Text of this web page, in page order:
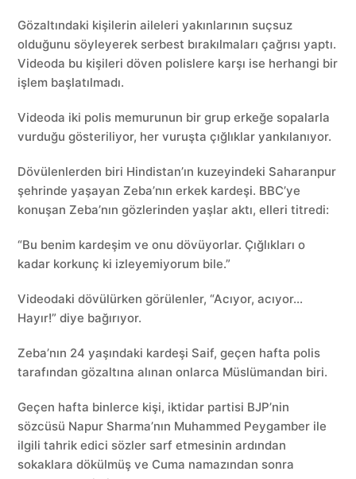
Gözaltındaki kişilerin aileleri yakınlarının suçsuz
olduğunu söyleyerek serbest bırakılmaları çağrısı yaptı.
Videoda bu kişileri döven polislere karşı ise herhangi bir
işlem başlatılmadı.
Videoda iki polis memurunun bir grup erkeğe sopalarla
vurduğu gösteriliyor, her vuruşta çığlıklar yankılanıyor.
Dövülenlerden biri Hindistan’ın kuzeyindeki Saharanpur
şehrinde yaşayan Zeba’nın erkek kardeşi. BBC’ye
konuşan Zeba’nın gözlerinden yaşlar aktı, elleri titredi:
“Bu benim kardeşim ve onu dövüyorlar. Çığlıkları o
kadar korkunç ki izleyemiyorum bile.”
Videodaki dövülürken görülenler, “Acıyor, acıyor…
Hayır!” diye bağırıyor.
Zeba’nın 24 yaşındaki kardeşi Saif, geçen hafta polis
tarafından gözaltına alınan onlarca Müslümandan biri.
Geçen hafta binlerce kişi, iktidar partisi BJP’nin
sözcüsü Napur Sharma’nın Muhammed Peygamber ile
ilgili tahrik edici sözler sarf etmesinin ardından
sokaklara dökülmüş ve Cuma namazından sonra